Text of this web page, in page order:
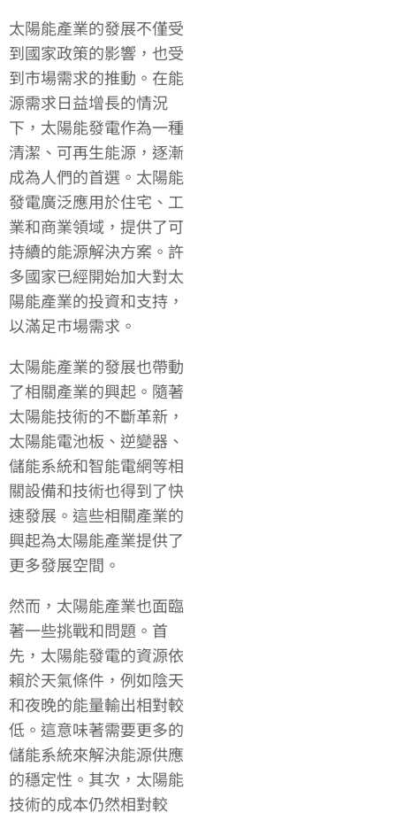
太陽能產業的發展不僅受
到國家政策的影響，也受
到市場需求的推動。在能
源需求日益增長的情況
下，太陽能發電作為一種
清潔、可再生能源，逐漸
成為人們的首選。太陽能
發電廣泛應用於住宅、工
業和商業領域，提供了可
持續的能源解決方案。許
多國家已經開始加大對太
陽能產業的投資和支持，
以滿足市場需求。
太陽能產業的發展也帶動
了相關產業的興起。隨著
太陽能技術的不斷革新，
太陽能電池板、逆變器、
儲能系統和智能電網等相
關設備和技術也得到了快
速發展。這些相關產業的
興起為太陽能產業提供了
更多發展空間。
然而，太陽能產業也面臨
著一些挑戰和問題。首
先，太陽能發電的資源依
賴於天氣條件，例如陰天
和夜晚的能量輸出相對較
低。這意味著需要更多的
儲能系統來解決能源供應
的穩定性。其次，太陽能
技術的成本仍然相對較